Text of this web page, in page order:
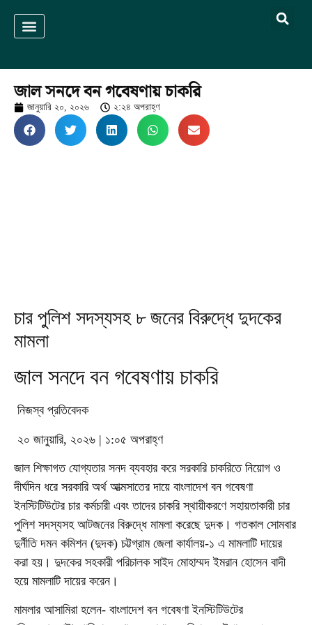
জাল সনদে বন গবেষণায় চাকরি
জানুয়ারি ২০, ২০২৬ ২:২৪ অপরাহ্ণ
চার পুলিশ সদস্যসহ ৮ জনের বিরুদ্ধে দুদকের
মামলা
জাল সনদে বন গবেষণায় চাকরি
নিজস্ব প্রতিবেদক
২০ জানুয়ারি, ২০২৬ | ১:০৫ অপরাহ্ণ
জাল শিক্ষাগত যোগ্যতার সনদ ব্যবহার করে সরকারি চাকরিতে নিয়োগ ও
দীর্ঘদিন ধরে সরকারি অর্থ আত্মসাতের দায়ে বাংলাদেশ বন গবেষণা
ইনস্টিটিউটের চার কর্মচারী এবং তাদের চাকরি স্থায়ীকরণে সহায়তাকারী চার
পুলিশ সদস্যসহ আটজনের বিরুদ্ধে মামলা করেছে দুদক। গতকাল সোমবার
দুর্নীতি দমন কমিশন (দুদক) চট্টগ্রাম জেলা কার্যালয়-১ এ মামলাটি দায়ের
করা হয়। দুদকের সহকারী পরিচালক সাইদ মোহাম্মদ ইমরান হোসেন বাদী
হয়ে মামলাটি দায়ের করেন।
মামলার আসামিরা হলেন- বাংলাদেশ বন গবেষণা ইনস্টিটিউটের